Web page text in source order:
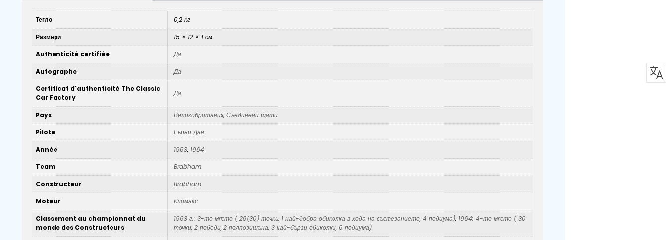
Тегло 0,2 кг
Размери 15 × 12 × 1 см
Authenticité certifiée Да
Autographe Да
Certificat d'authenticité The Classic
Car Factory
Да
Pays Великобритания, Съединени щати
Pilote Гърни Дан
Année 1963, 1964
Team Brabham
Constructeur Brabham
Moteur Климакс
Classement au championnat du
monde des Constructeurs
1963 г.: 3-то място ( 28(30) точки, 1 най-добра обиколка в хода на състезанието, 4 подиума), 1964: 4-то място ( 30
точки, 2 победи, 2 полпозишъна, 3 най-бързи обиколки, 6 подиума)